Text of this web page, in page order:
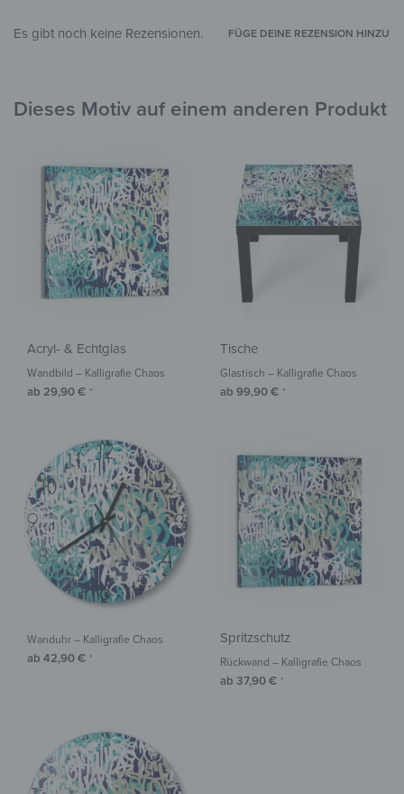
PID 2792
Es gibt noch keine Rezensionen. FÜGE DEINE REZENSION HINZU
Dieses Motiv auf einem anderen Produkt
Acryl- & Echtglas
Wandbild – Kalligrafie Chaos
ab 29,90€ *
Tische
Glastisch – Kalligrafie Chaos
ab 99,90€ *
Wanduhr – Kalligrafie Chaos
ab 42,90€ *
Spritzschutz
Rückwand – Kalligrafie Chaos
ab 37,90€ *